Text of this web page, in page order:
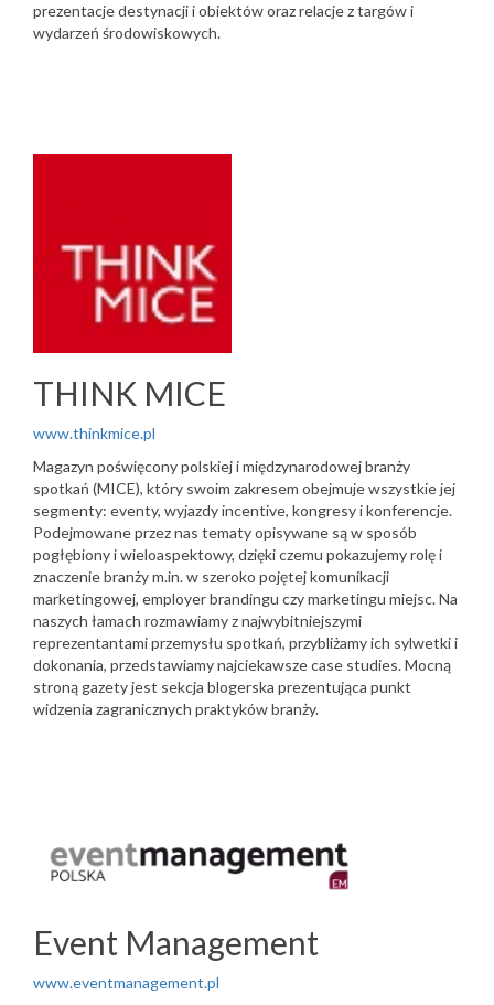
prezentacje destynacji i obiektów oraz relacje z targów i
wydarzeń środowiskowych.
THINK MICE
www.thinkmice.pl
Magazyn poświęcony polskiej i międzynarodowej branży
spotkań (MICE), który swoim zakresem obejmuje wszystkie jej
segmenty: eventy, wyjazdy incentive, kongresy i konferencje.
Podejmowane przez nas tematy opisywane są w sposób
pogłębiony i wieloaspektowy, dzięki czemu pokazujemy rolę i
znaczenie branży m.in. w szeroko pojętej komunikacji
marketingowej, employer brandingu czy marketingu miejsc. Na
naszych łamach rozmawiamy z najwybitniejszymi
reprezentantami przemysłu spotkań, przybliżamy ich sylwetki i
dokonania, przedstawiamy najciekawsze case studies. Mocną
stroną gazety jest sekcja blogerska prezentująca punkt
widzenia zagranicznych praktyków branży.
Event Management
www.eventmanagement.pl